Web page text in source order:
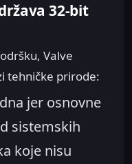
32-bit
Valve
tehničke prirode:
jer osnovne
sistemskih
koje nisu